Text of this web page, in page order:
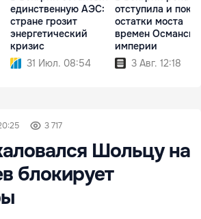
единственную АЭС:
стране грозит
энергетический
кризис
31 Июл. 08:54
отступила и
остатки моста
времен
империи
3 Авг. 12:18
3 717
Шольцу на
блокирует